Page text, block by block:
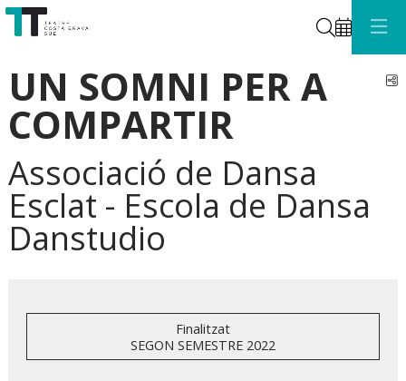
Cerca
UN SOMNI PER A
COMPARTIR
Associació de Dansa
Esclat - Escola de Dansa
Danstudio
Finalitzat
SEGON SEMESTRE 2022